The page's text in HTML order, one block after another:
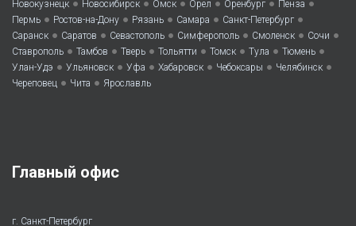
Новокузнецк • Новосибирск • Омск • Орел • Оренбург • Пенза •
Пермь • Ростов-на-Дону • Рязань • Самара • Санкт-Петербург •
Саранск • Саратов • Севастополь • Симферополь • Смоленск • Сочи •
Ставрополь • Тамбов • Тверь • Тольятти • Томск • Тула • Тюмень •
Улан-Удэ • Ульяновск • Уфа • Хабаровск • Чебоксары • Челябинск •
Череповец • Чита • Ярославль
Главный офис
г. Санкт-Петербург